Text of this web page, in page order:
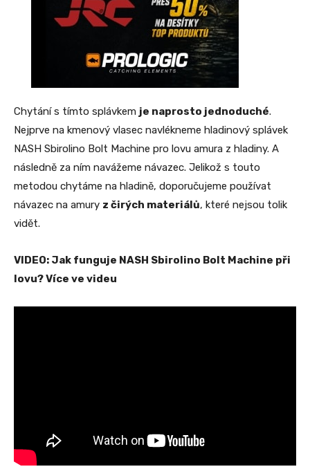
Chytání s tímto splávkem je naprosto jednoduché.
Nejprve na kmenový vlasec navlékneme hladinový splávek
NASH Sbirolino Bolt Machine pro lovu amura z hladiny. A
následně za ním navážeme návazec. Jelikož s touto
metodou chytáme na hladině, doporučujeme používat
návazec na amury z čirých materiálů, které nejsou tolik
vidět.
VIDEO: Jak funguje NASH Sbirolino Bolt Machine při
lovu? Více ve videu